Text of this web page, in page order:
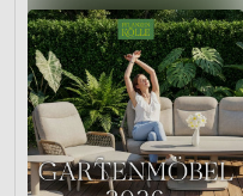
Geräte anhand von aktiv
Informationen
Nicht-IAB-Verarbeitungszwecke:
Notwendig
Performance